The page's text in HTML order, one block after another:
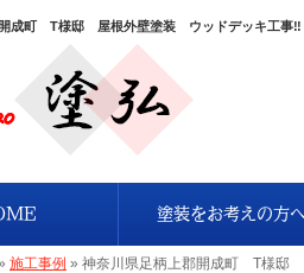
成町 T様邸 屋根外壁塗装 ウッドデッキ工事‼️
塗装をお考えの方
施工事例 » 神奈川県足柄上郡開成町 T様邸